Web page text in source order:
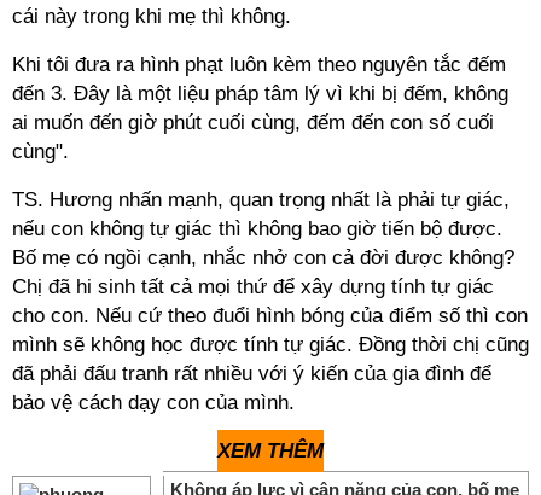
cái này trong khi mẹ thì không.
Khi tôi đưa ra hình phạt luôn kèm theo nguyên tắc đếm
đến 3. Đây là một liệu pháp tâm lý vì khi bị đếm, không
ai muốn đến giờ phút cuối cùng, đếm đến con số cuối
cùng".
TS. Hương nhấn mạnh, quan trọng nhất là phải tự giác,
nếu con không tự giác thì không bao giờ tiến bộ được.
Bố mẹ có ngồi cạnh, nhắc nhở con cả đời được không?
Chị đã hi sinh tất cả mọi thứ để xây dựng tính tự giác
cho con. Nếu cứ theo đuổi hình bóng của điểm số thì con
mình sẽ không học được tính tự giác. Đồng thời chị cũng
đã phải đấu tranh rất nhiều với ý kiến của gia đình để
bảo vệ cách dạy con của mình.
XEM THÊM
Không áp lực vì cân nặng của con, bố mẹ